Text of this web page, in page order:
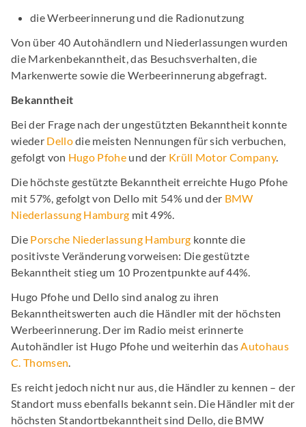
die Werbeerinnerung und die Radionutzung
Von über 40 Autohändlern und Niederlassungen wurden
die Markenbekanntheit, das Besuchsverhalten, die
Markenwerte sowie die Werbeerinnerung abgefragt.
Bekanntheit
Bei der Frage nach der ungestützten Bekanntheit konnte
wieder Dellodie meisten Nennungen für sich verbuchen,
gefolgt von Hugo Pfohe und der Krüll Motor Company.
Die höchste gestützte Bekanntheit erreichte Hugo Pfohe
mit 57%, gefolgt von Dello mit 54% und der BMW
Niederlassung Hamburg mit 49%.
Die Porsche Niederlassung Hamburg konnte die
positivste Veränderung vorweisen: Die gestützte
Bekanntheit stieg um 10 Prozentpunkte auf 44%.
Hugo Pfohe und Dello sind analog zu ihren
Bekanntheitswerten auch die Händler mit der höchsten
Werbeerinnerung. Der im Radio meist erinnerte
Autohändler ist Hugo Pfohe und weiterhin dasAutohaus
C. Thomsen.
Es reicht jedoch nicht nur aus, die Händler zu kennen – der
Standort muss ebenfalls bekannt sein. Die Händler mit der
höchsten Standortbekanntheit sind Dello, die BMW